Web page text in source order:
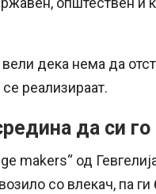
вели дека нема да
реализираат.
да си
makers“ од
со влекач, па